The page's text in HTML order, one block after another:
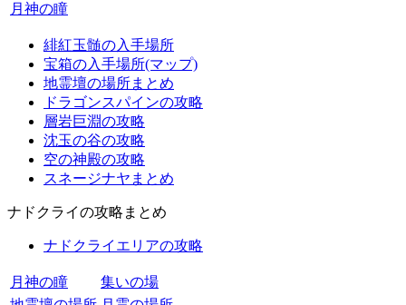
月神の瞳
緋紅玉髄の入手場所
宝箱の入手場所(マップ)
地霊壇の場所まとめ
ドラゴンスパインの攻略
層岩巨淵の攻略
沈玉の谷の攻略
空の神殿の攻略
スネージナヤまとめ
ナドクライの攻略まとめ
ナドクライエリアの攻略
月神の瞳
集いの場